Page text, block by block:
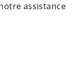
assistance